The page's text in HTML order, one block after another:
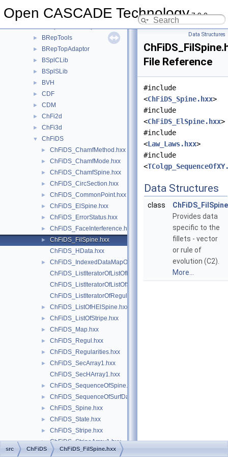
Open CASCADE Technology7.9.0
BRepToIGES
► BRepTools
► BRepTopAdaptor
► BSplCLib
► BSplSLib
► BVH
► CDF
► CDM
► ChFi2d
► ChFi3d
▼ ChFiDS
► ChFiDS_ChamfMethod.hxx
► ChFiDS_ChamfMode.hxx
► ChFiDS_ChamfSpine.hxx
► ChFiDS_CircSection.hxx
► ChFiDS_CommonPoint.hxx
► ChFiDS_ElSpine.hxx
► ChFiDS_ErrorStatus.hxx
► ChFiDS_FaceInterference.hxx
►
ChFiDS_FilSpine.hxx
ChFiDS_HData.hxx
►
ChFiDS_IndexedDataMapOfVertexListOfStripe.hxx
ChFiDS_ListIteratorOfListOfHElSpine.hxx
ChFiDS_ListIteratorOfListOfStripe.hxx
ChFiDS_ListIteratorOfRegularities.hxx
► ChFiDS_ListOfHElSpine.hxx
► ChFiDS_ListOfStripe.hxx
► ChFiDS_Map.hxx
► ChFiDS_Regul.hxx
► ChFiDS_Regularities.hxx
►
ChFiDS_SecArray1.hxx
ChFiDS_SecHArray1.hxx
► ChFiDS_SequenceOfSpine.hxx
► ChFiDS_SequenceOfSurfData.hxx
► ChFiDS_Spine.hxx
► ChFiDS_State.hxx
► ChFiDS_Stripe.hxx
► ChFiDS_StripeArray1.hxx
► ChFiDS_StripeMap.hxx
Data Structures
File Reference
#include
<ChFiDS_Spine.hxx>
#include
<ChFiDS_ElSpine.hxx>
#include
<Law_Laws.hxx>
#include
<
Data Structures
class
ChFiDS_FilSpine
Provides data
specific to the
fillets - vector
or rule of
evolution (C2).
More...
src ChFiDS ChFiDS_FilSpine.hxx